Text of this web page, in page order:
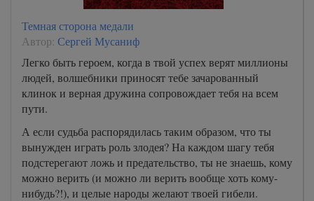
Темная сторона медали
Автор: Сергей Мусаниф
Легко быть героем, когда в твой успех верят миллионы
людей, волшебники приносят тебе зачарованный
клинок и верная дружина сопровождает тебя на всем
пути.
А если судьба распорядилась таким образом, что ты
вынужден играть роль злодея? На каждом шагу тебя
подстерегают ложь и предательство, ты не знаешь, кому
можно верить (и можно ли верить вообще хоть кому-
нибудь?!), и целые народы желают твоей гибели.